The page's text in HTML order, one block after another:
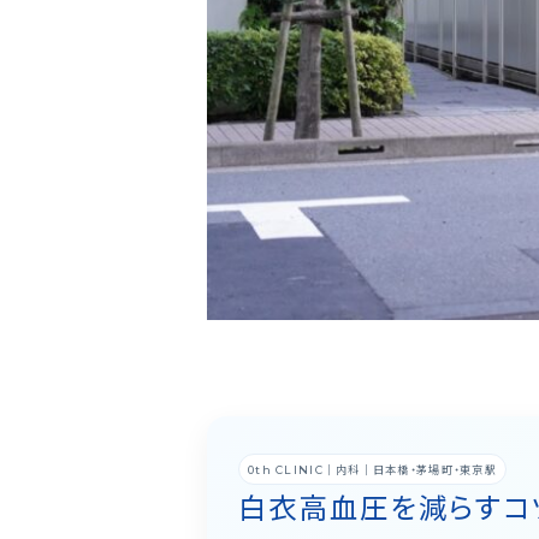
0th CLINIC ｜内科｜日本橋・茅場町・東京駅
白衣高血圧を減らすコ